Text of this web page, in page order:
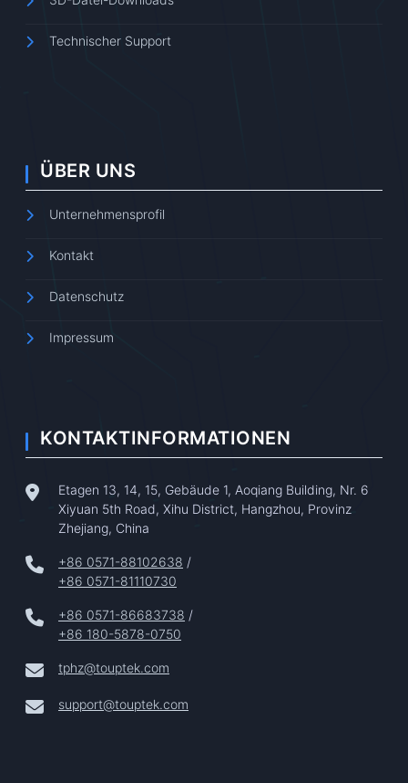
Technischer Support
ÜBER UNS
Unternehmensprofil
Kontakt
Datenschutz
Impressum
KONTAKTINFORMATIONEN
Etagen 13, 14, 15, Gebäude 1, Aoqiang Building, Nr. 6
Xiyuan 5th Road, Xihu District, Hangzhou, Provinz
Zhejiang, China
+86 0571-88102638 /
+86 0571-81110730
+86 0571-86683738 /
+86 180-5878-0750
tphz@touptek.com
support@touptek.com